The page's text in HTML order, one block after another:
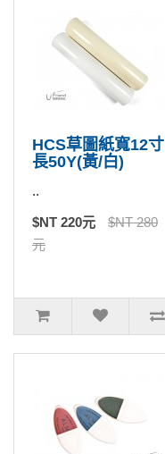
HCS草圖紙寬12寸
長50Y(黃/白)
..
$NT 220元
$NT 280
元